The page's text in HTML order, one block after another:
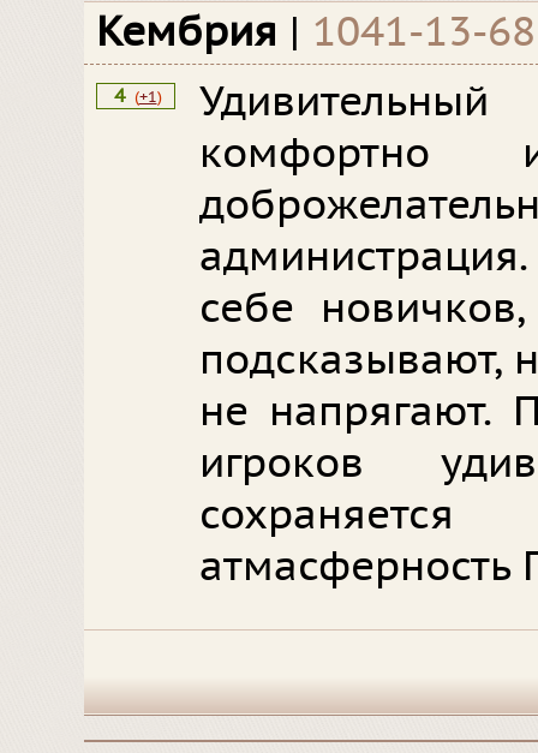
Кембрия | 1041-13-
4 (+1)
себе
подсказывают,
не напрягают.
игроков
атмасферность